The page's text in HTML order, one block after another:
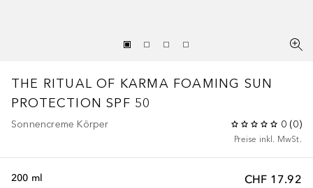
THE RITUAL OF KARMA FOAMING SUN
PROTECTION SPF 50
Sonnencreme Körper 0 (0)
Preise inkl. MwSt.
CHF 17.92
200 ml